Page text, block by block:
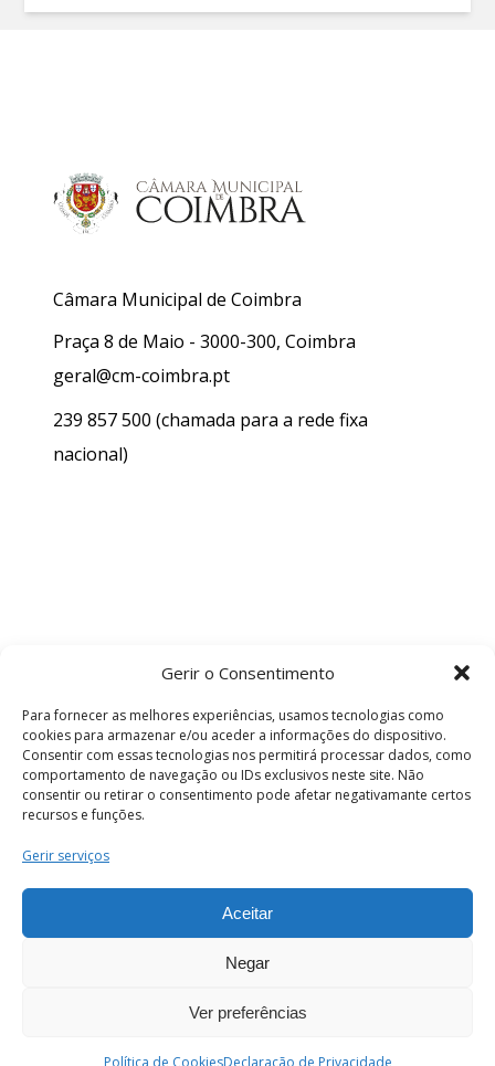
Gerir o Consentimento
Para fornecer as melhores experiências, usamos tecnologias como
cookies para armazenar e/ou aceder a informações do dispositivo.
Consentir com essas tecnologias nos permitirá processar dados, como
comportamento de navegação ou IDs exclusivos neste site. Não
consentir ou retirar o consentimento pode afetar negativamante certos
recursos e funções.
Gerir serviços
Aceitar
Negar
Ver preferências
Política de CookiesDeclaração de Privacidade
Câmara Municipal de Coimbra
Praça 8 de Maio - 3000-300, Coimbra
geral@cm-coimbra.pt
239 857 500 (chamada para a rede fixa
nacional)
Termos e Condições
os direitos reservados.